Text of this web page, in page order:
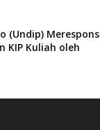
(Undip) Merespons
KIP Kuliah oleh